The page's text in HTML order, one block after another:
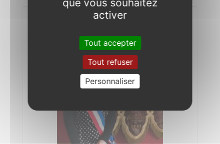
que vous souhaitez
activer
Tout accepter
Tout refuser
Personnaliser